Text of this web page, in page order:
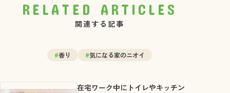
RELATED ARTICLES
関連する記事
#香り #気になる家のニオイ
在宅ワーク中にトイレやキッチン